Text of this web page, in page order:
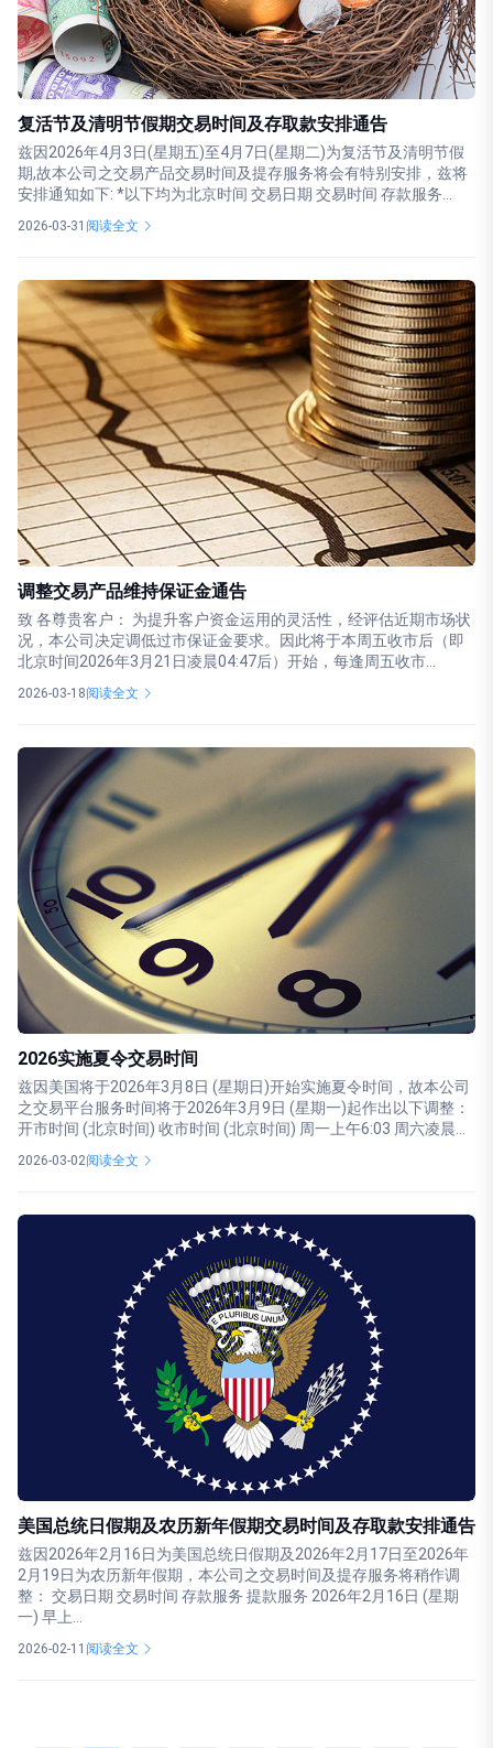
复活节及清明节假期交易时间及存取款安排通告
兹因2026年4月3日(星期五)至4月7日(星期二)为复活节及清明节假
期,故本公司之交易产品交易时间及提存服务将会有特别安排，兹将
安排通知如下: *以下均为北京时间 交易日期 交易时间 存款服务...
2026-03-31 阅读全文
调整交易产品维持保证金通告
致 各尊贵客户： 为提升客户资金运用的灵活性，经评估近期市场状
况，本公司决定调低过市保证金要求。因此将于本周五收市后（即
北京时间2026年3月21日凌​​晨04:47后）开始，每逢周五收市...
2026-03-18阅读全文
2026实施夏令交易时间
兹因美国将于2026年3月8日 (星期日)开始实施夏令时间，故本公司
之交易平台服务时间将于2026年3月9日 (星期一)起作出以下调整：
开市时间 (北京时间) 收市时间 (北京时间) 周一上午6:03 周六凌晨...
2026-03-02阅读全文
美国总统日假期及农历新年假期交易时间及存取款安排通告
兹因2026年2月16日为美国总统日假期及2026年2月17日至2026年
2月19日为农历新年假期，本公司之交易时间及提存服务将稍作调
整： 交易日期 交易时间 存款服务 提款服务 2026年2月16日 (星期
一) 早上...
2026-02-11 阅读全文